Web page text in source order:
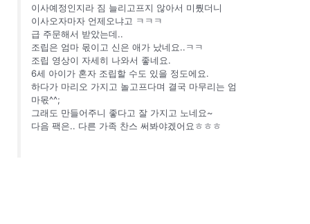
이사예정인지라 짐 늘리고프지 않아서 미뤘더니
이사오자마자 언제오냐고 ㅋㅋㅋ
급 주문해서 받았는데..
조립은 엄마 몫이고 신은 애가 났네요..ㅋㅋ
조립 영상이 자세히 나와서 좋네요.
6세 아이가 혼자 조립할 수도 있을 정도에요.
하다가 마리오 가지고 놀고프다며 결국 마무리는 엄
마몫^^;
그래도 만들어주니 좋다고 잘 가지고 노네요~
다음 팩은.. 다른 가족 찬스 써봐야겠어요ㅎㅎㅎ